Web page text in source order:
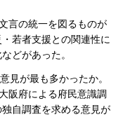
言の統一を図るものが
若者支援との関連性に
どがあった。
見が最も多かったか。
阪府による府民意識調
自調査を求める意見が